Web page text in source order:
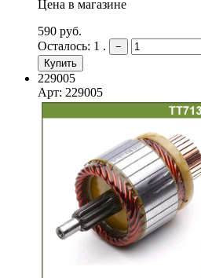
Цена в магазине
590 руб.
Осталось: 1 .
−
Купить
229005
Арт: 229005